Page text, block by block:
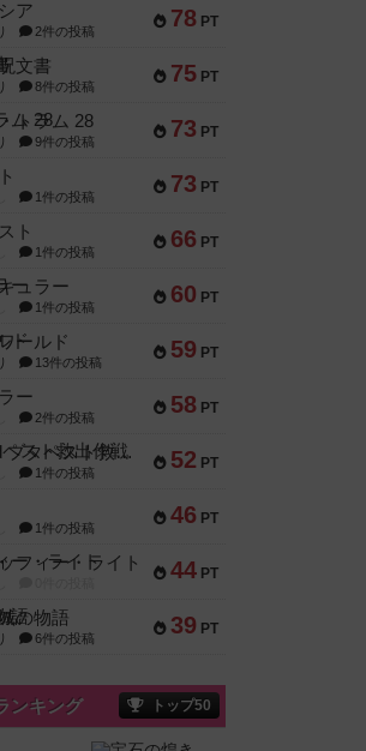
78 PT
ア
2件の投稿
75 PT
文書
8件の投稿
73 PT
トラム 28
9件の投稿
73 PT
1件の投稿
66 PT
ト
1件の投稿
60 PT
ュラー
1件の投稿
59 PT
ールド
13件の投稿
58 PT
ー
2件の投稿
52 PT
Bitter End ブタペスト救出作戦
1件の投稿
46 PT
1件の投稿
44 PT
フィー・ライト
39 PT
の物語
6件の投稿
ンキング トップ50